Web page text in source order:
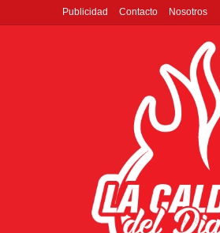
Publicidad Contacto Nosotros